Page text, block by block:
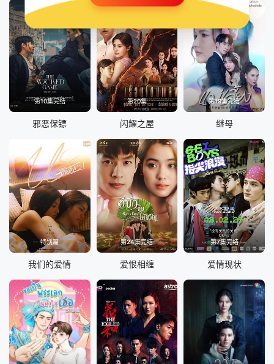
第10集完结
邪恶保镖
第20集
闪耀之屋
第19集完结
继母
特别篇
我们的爱情
第24集完结
爱恨相缠
第7集完结
爱情现状